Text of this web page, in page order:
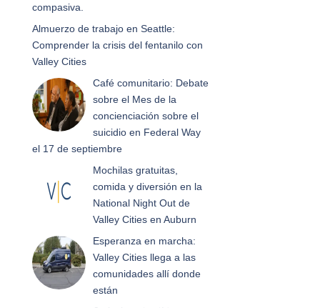
compasiva.
Almuerzo de trabajo en Seattle:
Comprender la crisis del fentanilo con
Valley Cities
Café comunitario: Debate
sobre el Mes de la
concienciación sobre el
suicidio en Federal Way
el 17 de septiembre
Mochilas gratuitas,
comida y diversión en la
National Night Out de
Valley Cities en Auburn
Esperanza en marcha:
Valley Cities llega a las
comunidades allí donde
están